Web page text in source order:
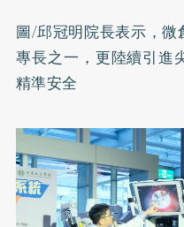
圖/邱冠明院長表示，
專長之一，更陸續引進
精準安全